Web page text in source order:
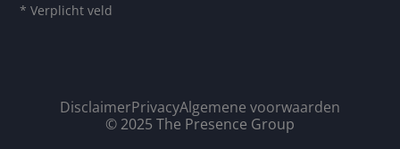
* Verplicht veld
DisclaimerPrivacyAlgemene voorwaarden
© 2025 The Presence Group